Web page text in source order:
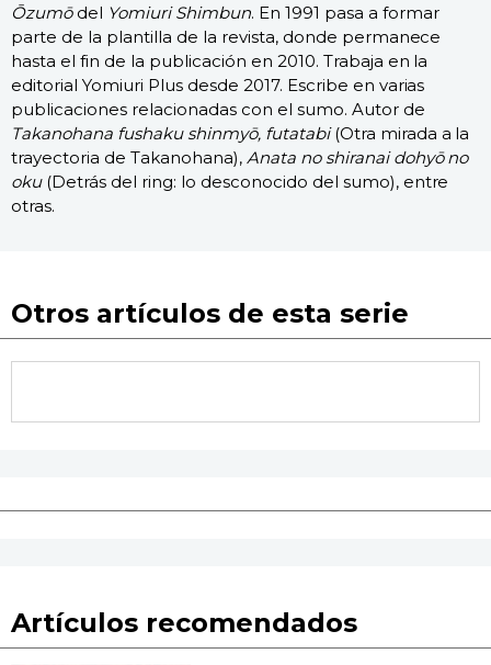
Ōzumōdel Yomiuri Shimbun. En 1991 pasa a formar
parte de la plantilla de la revista, donde permanece
hasta el fin de la publicación en 2010. Trabaja en la
editorial Yomiuri Plus desde 2017. Escribe en varias
publicaciones relacionadas con el sumo. Autor de
Takanohana fushaku shinmyō, futatabi(Otra mirada a la
trayectoria de Takanohana), Anata no shiranai dohyō no
oku(Detrás del ring: lo desconocido del sumo), entre
otras.
Otros artículos de esta serie
Artículos recomendados